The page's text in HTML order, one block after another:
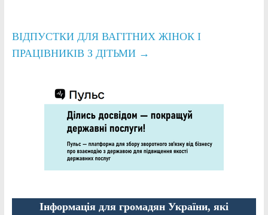
ВІДПУСТКИ ДЛЯ ВАГІТНИХ ЖІНОК І
ПРАЦІВНИКІВ З ДІТЬМИ →
Інформація для громадян України, які